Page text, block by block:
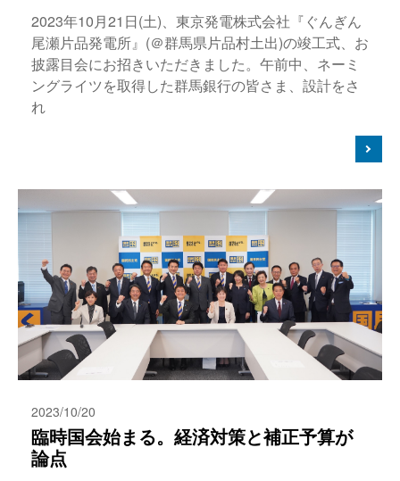
2023年10月21日(土)、東京発電株式会社『ぐんぎん
尾瀬片品発電所』(＠群馬県片品村土出)の竣工式、お
披露目会にお招きいただきました。午前中、ネーミ
ングライツを取得した群馬銀行の皆さま、設計をさ
れ
2023/10/20
臨時国会始まる。経済対策と補正予算が
論点